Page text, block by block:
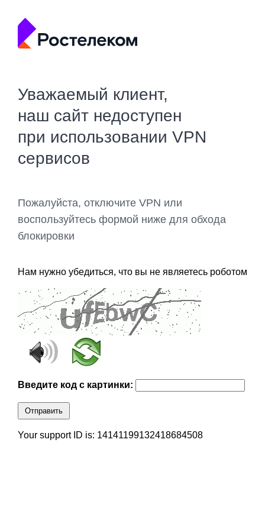
Уважаемый клиент,
наш сайт недоступен
при использовании VPN
сервисов
Пожалуйста, отключите VPN или
воспользуйтесь формой ниже для обхода
блокировки
Нам нужно убедиться, что вы не являетесь роботом
Введите код с картинки:
Отправить
Your support ID is: 14141199132418684508